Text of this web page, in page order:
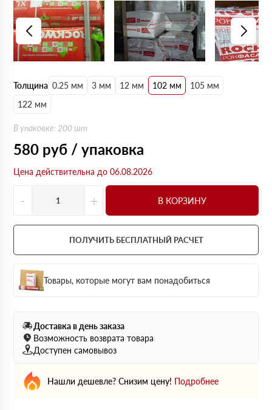
Толщина 0.25 мм 3 мм 12 мм 102 мм
105 мм
122 мм
В упаковке: 200 шт
580 руб / упаковка
Цена действительна до 06.08.2026
- + В КОРЗИНУ
ПОЛУЧИТЬ БЕСПЛАТНЫЙ РАСЧЕТ
Товары, которые могут вам понадобиться
Доставка в день заказа
Возможность возврата товара
Доступен самовывоз
Нашли дешевле? Снизим цену! Подробнее